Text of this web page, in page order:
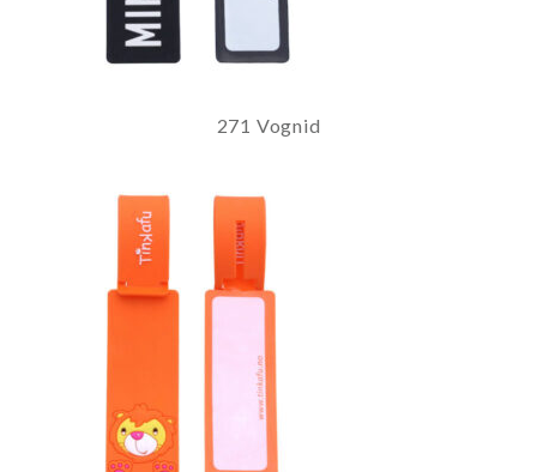
271 Vognid